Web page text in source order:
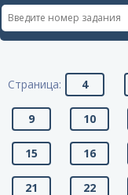
Страница: 4
9 10
15 16
21 22